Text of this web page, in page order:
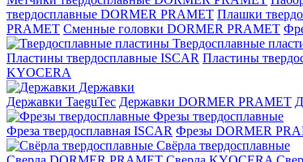
твердосплавные DORMER PRAMET Плашки
PRAMET Сменные головки DORMER PRAMET
Твердосплавные
Пластины твердосплавные ISCAR Пластины
KYOCERA
Державки
Державки TaeguTec Державки DORMER PRAMET
Фрезы твердосплавные
Фреза твердосплавная ISCAR Фрезы DORMER
Свёрла твердосплавные